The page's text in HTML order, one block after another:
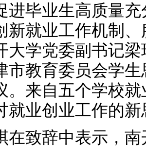
进毕业生高质量
新就业工作机制
大学党委副书记
市教育委员会学
。来自五个学校
就业创业工作的
辞中表示，南